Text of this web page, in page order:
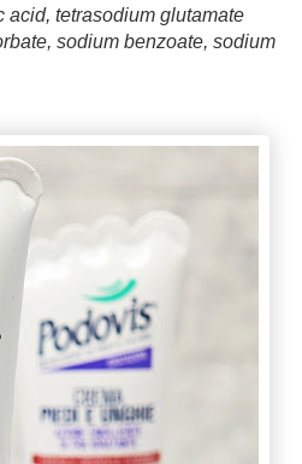
tetrasodium glutamate
sodium benzoate, sodium